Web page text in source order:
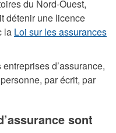
du Nord-Ouest,
détenir une licence
la Loi sur les assurances
d’assurance,
par écrit, par
sont